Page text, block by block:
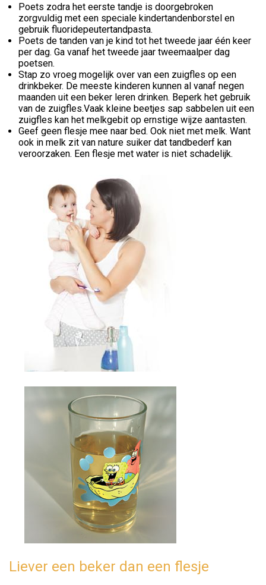
Poets zodra het eerste tandje is doorgebroken
zorgvuldig met een speciale kindertandenborstel en
gebruik fluoridepeutertandpasta.
Poets de tanden van je kind tot het tweede jaar één keer
per dag. Ga vanaf het tweede jaar tweemaalper dag
poetsen.
Stap zo vroeg mogelijk over van een zuigfles op een
drinkbeker. De meeste kinderen kunnen al vanaf negen
maanden uit een beker leren drinken. Beperk het gebruik
van de zuigfles.Vaak kleine beetjes sap sabbelen uit een
zuigfles kan het melkgebit op ernstige wijze aantasten.
Geef geen flesje mee naar bed. Ook niet met melk. Want
ook in melk zit van nature suiker dat tandbederf kan
veroorzaken. Een flesje met water is niet schadelijk.
Liever een beker dan een flesje